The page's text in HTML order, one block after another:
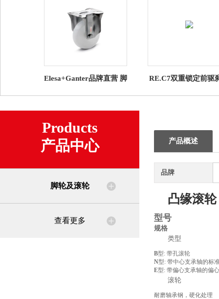
Elesa+Ganter品牌直营 脚
不锈钢支架的脚轮
RE.C7双重锁定前驱
Products
产品中心
脚轮及滚轮
查看更多
产品概述
品牌
凸缘滚轮
型号
规格
类型
B型: 带孔滚轮
N型: 带中心支承轴的标
E型: 带偏心支承轴的偏
滚轮
耐磨轴承钢，硬化处理